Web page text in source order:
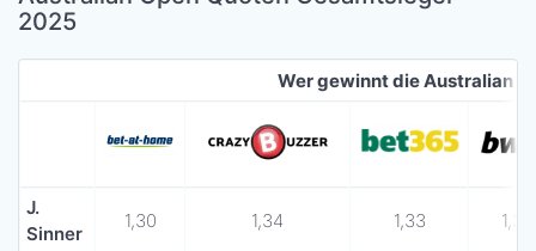
2025
Wer gewinnt die Australian
J.
Sinner
1,30 1,34 1,33 1,36